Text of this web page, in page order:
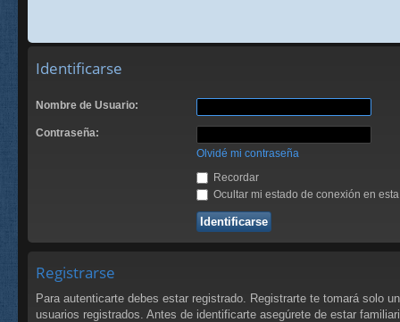
Identificarse
Nombre de Usuario:
Contraseña:
Olvidé mi contraseña
Recordar
Ocultar mi estado de conexión en
Registrarse
Para autenticarte debes estar registrado. Registrarte te tomará solo
usuarios registrados. Antes de identificarte asegúrete de estar